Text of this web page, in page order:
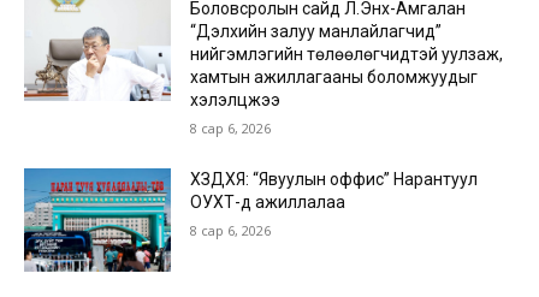
Боловсролын сайд Л.Энх-Амгалан
“Дэлхийн залуу манлайлагчид”
нийгэмлэгийн төлөөлөгчидтэй уулзаж,
хамтын ажиллагааны боломжуудыг
хэлэлцжээ
8 сар 6, 2026
ХЗДХЯ: “Явуулын оффис” Нарантуул
ОУХТ-д ажиллалаа
8 сар 6, 2026